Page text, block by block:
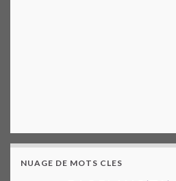
NUAGE DE MOTS CLES